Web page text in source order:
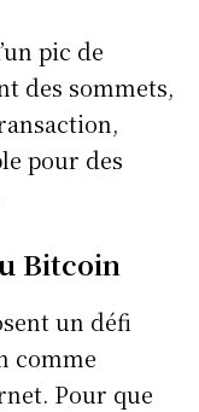
pic de
des sommets,
pour des
Bitcoin
un défi
comme
Pour que